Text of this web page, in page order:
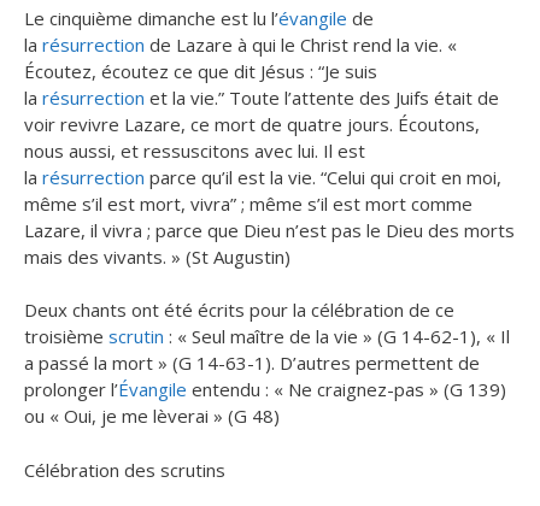
Le cinquième dimanche est lu l’évangile de
la résurrection de Lazare à qui le Christ rend la vie. «
Écoutez, écoutez ce que dit Jésus : “Je suis
la résurrection et la vie.” Toute l’attente des Juifs était de
voir revivre Lazare, ce mort de quatre jours. Écoutons,
nous aussi, et ressuscitons avec lui. Il est
la résurrection parce qu’il est la vie. “Celui qui croit en moi,
même s’il est mort, vivra” ; même s’il est mort comme
Lazare, il vivra ; parce que Dieu n’est pas le Dieu des morts
mais des vivants. » (St Augustin)
Deux chants ont été écrits pour la célébration de ce
troisième scrutin : « Seul maître de la vie » (G 14-62-1), « Il
a passé la mort » (G 14-63-1). D’autres permettent de
prolonger l’Évangile entendu : « Ne craignez-pas » (G 139)
ou « Oui, je me lèverai » (G 48)
Célébration des scrutins